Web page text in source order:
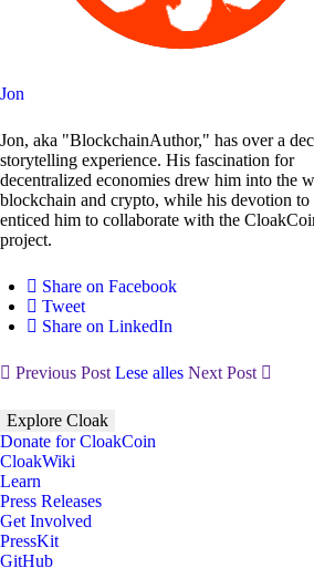
Jon
Jon, aka "BlockchainAuthor," has over a
storytelling experience. His fascination for
decentralized economies drew him into the
blockchain and crypto, while his devotion
enticed him to collaborate with the
project.
Share on Facebook
Tweet
Share on LinkedIn
Previous Post Lese alles Next Post
Explore Cloak
Donate for CloakCoin
CloakWiki
Learn
Press Releases
Get Involved
PressKit
GitHub